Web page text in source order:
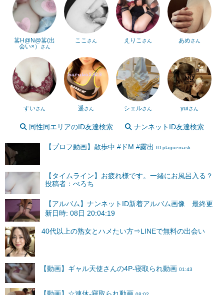
茖H@N@茖(出
会い×）
さん
ここ さん えりこ さん あめさん
すいさん 遥さん シェルさん yuiさん
同性同エリアのID友達検索 ナンネットID友達検索
【プロフ動画】散歩中 #ドM #露出 ID:plaguemask
【タイムライン】お疲れ様です。一緒にお風呂入る？
投稿者：ぺろち
【アルバム】ナンネットID新着アルバム画像 最終更
新日時: 08日 20:04:19